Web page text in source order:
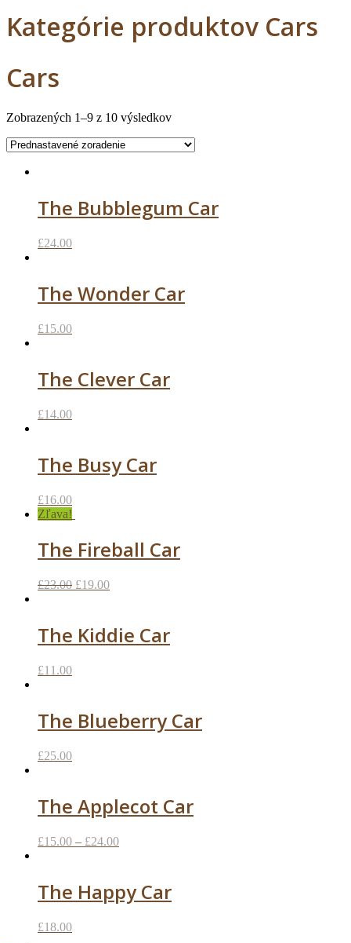
Kategórie produktov Cars
Cars
Zobrazených 1–9 z 10 výsledkov
The Bubblegum Car
£24.00
The Wonder Car
£15.00
The Clever Car
£14.00
The Busy Car
£16.00
Zľava!
The Fireball Car
£23.00 £19.00
The Kiddie Car
£11.00
The Blueberry Car
£25.00
The Applecot Car
£15.00 – £24.00
The Happy Car
£18.00